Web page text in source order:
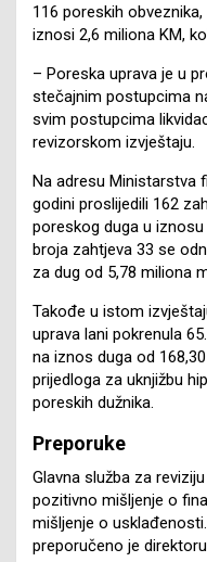
116 poreskih
iznosi 2,6 miliona KM,
– Poreska uprava je u
stečajnim postupcima
svim postupcima
revizorskom izvještaju.
Na adresu Ministarstva
godini proslijedili 162
poreskog duga u iznosu
broja zahtjeva 33 se
za dug od 5,78 miliona
Takođe u istom
uprava lani pokrenula
na iznos duga od
prijedloga za uknjižbu
poreskih dužnika.
Preporuke
Glavna služba za
pozitivno mišljenje o
mišljenje o
preporučeno je